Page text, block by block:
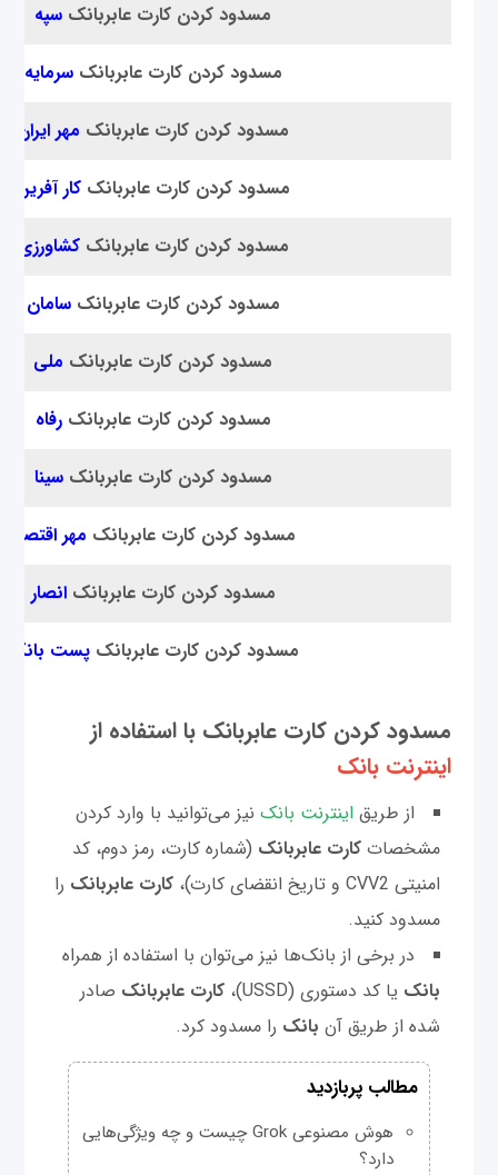
مسدود کردن کارت عابر‌بانک سپه
مسدود کردن کارت عابر‌بانکسرمایه
مسدود کردن کارت عابر‌بانک مهر ایران
مسدود کردن کارت عابر‌بانک کار آفرین
مسدود کردن کارت عابر‌بانککشاورزی
مسدود کردن کارت عابر‌بانکسامان
مسدود کردن کارت عابر‌بانک ملی
مسدود کردن کارت عابر‌بانکرفاه
مسدود کردن کارت عابر‌بانکسینا
مسدود کردن کارت عابر‌بانک مهر اقتصاد
مسدود کردن کارت عابر‌بانکانصار
مسدود کردن کارت عابر‌بانکپست بانک
مسدود کردن کارت عابر‌بانک با استفاده از
اینترنت بانک
از طریق اینترنت بانک نیز می‌توانید با وارد کردن
مشخصات کارت عابر‌بانک (شماره کارت، رمز دوم، کد
امنیتی CVV2 و تاریخ انقضای کارت)،
کارت عابر‌بانک را
مسدود کنید.
در برخی از بانک‌ها نیز می‌توان با استفاده از همراه
بانک یا کد دستوری (USSD)، کارت عابر‌بانک صادر
شده از طریق آن بانک را مسدود کرد.
مطالب پربازدید
هوش مصنوعی Grok چیست و چه ویژگی‌هایی
دارد؟